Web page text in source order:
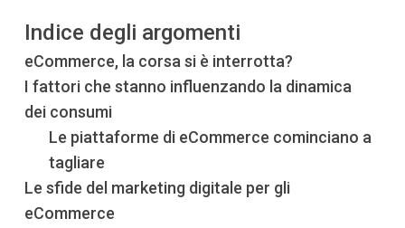
Indice degli argomenti
eCommerce, la corsa si è interrotta?
I fattori che stanno influenzando la dinamica
dei consumi
Le piattaforme di eCommerce cominciano a
tagliare
Le sfide del marketing digitale per gli
eCommerce